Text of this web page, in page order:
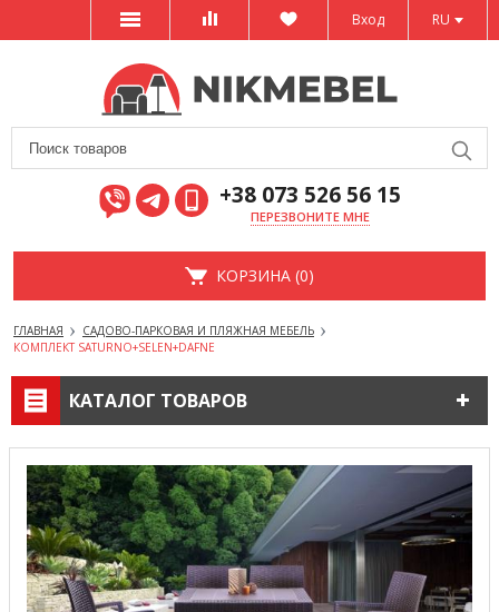
RU
Вход
+38 073 526 56 15
ПЕРЕЗВОНИТЕ МНЕ
КОРЗИНА (0)
ГЛАВНАЯ
САДОВО-ПАРКОВАЯ И ПЛЯЖНАЯ МЕБЕЛЬ
КОМПЛЕКТ SATURNO+SELEN+DAFNE
КАТАЛОГ ТОВАРОВ